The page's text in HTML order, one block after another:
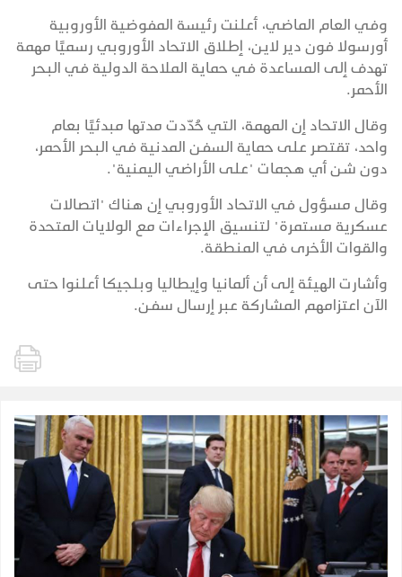
وفي العام الماضي، أعلنت رئيسة المفوضية الأوروبية
أورسولا فون دير لاين، إطلاق الاتحاد الأوروبي رسميًا مهمة
تهدف إلى المساعدة في حماية الملاحة الدولية في البحر
الأحمر.
وقال الاتحاد إن المهمة، التي حُدّدت مدتها مبدئيًا بعام
واحد، تقتصر على حماية السفن المدنية في البحر الأحمر،
دون شن أي هجمات "على الأراضي اليمنية".
وقال مسؤول في الاتحاد الأوروبي إن هناك "اتصالات
عسكرية مستمرة" لتنسيق الإجراءات مع الولايات المتحدة
والقوات الأخرى في المنطقة.
وأشارت الهيئة إلى أن ألمانيا وإيطاليا وبلجيكا أعلنوا حتى
الآن اعتزامهم المشاركة عبر إرسال سفن.